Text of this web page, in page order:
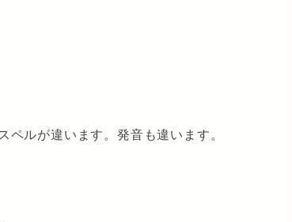
ペルが違います。発音も違います。